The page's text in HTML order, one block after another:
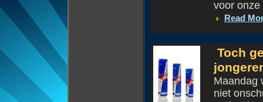
voor onze
Read
Toch
Maandag
niet